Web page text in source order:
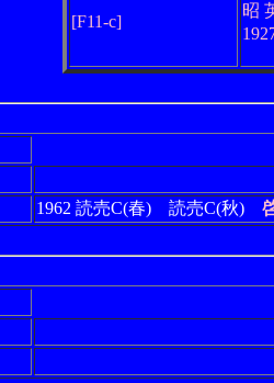
[F11-c]
昭
1962 読売C(春) 読売C(秋)